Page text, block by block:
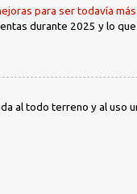
para ser todavía
durante 2025 y lo
al todo terreno y al uso